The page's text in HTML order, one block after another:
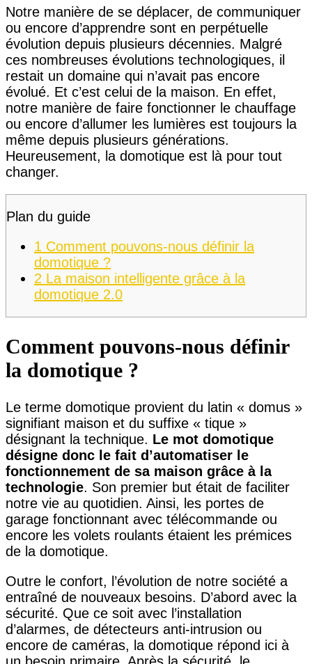
Notre manière de se déplacer, de communiquer
ou encore d’apprendre sont en perpétuelle
évolution depuis plusieurs décennies. Malgré
ces nombreuses évolutions technologiques, il
restait un domaine qui n’avait pas encore
évolué. Et c’est celui de la maison. En effet,
notre manière de faire fonctionner le chauffage
ou encore d’allumer les lumières est toujours la
même depuis plusieurs générations.
Heureusement, la domotique est là pour tout
changer.
Plan du guide
1 Comment pouvons-nous définir la
domotique ?
2 La maison intelligente grâce à la
domotique 2.0
Comment pouvons-nous définir
la domotique ?
Le terme domotique provient du latin « domus »
signifiant maison et du suffixe « tique »
désignant la technique. Le mot domotique
désigne donc le fait d’automatiser le
fonctionnement de sa maison grâce à la
technologie. Son premier but était de faciliter
notre vie au quotidien. Ainsi, les portes de
garage fonctionnant avec télécommande ou
encore les volets roulants étaient les prémices
de la domotique.
Outre le confort, l’évolution de notre société a
entraîné de nouveaux besoins. D’abord avec la
sécurité. Que ce soit avec l’installation
d’alarmes, de détecteurs anti-intrusion ou
encore de caméras, la domotique répond ici à